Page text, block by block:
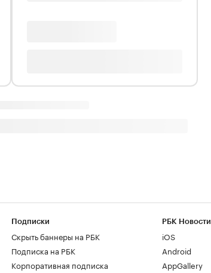
Подписки
Скрыть баннеры на РБК
Подписка на РБК
Корпоративная подписка
РБК Новости
iOS
Android
AppGallery